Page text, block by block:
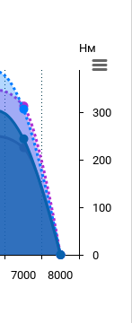
Нм
7000 8000
0
100
200
300